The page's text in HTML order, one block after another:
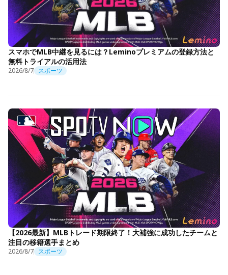
スマホでMLB中継を見るには？Leminoプレミアムの登録方法と
無料トライアルの活用法
2026/8/7 スポーツ
【2026最新】MLBトレード期限終了！大補強に成功したチームと
注目の移籍選手まとめ
2026/8/7 スポーツ